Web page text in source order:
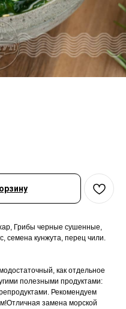
Грибы черные сушенные,
семена кунжута, перец чили.
как отдельное
полезными продуктами:
Рекомендуем
замена морской